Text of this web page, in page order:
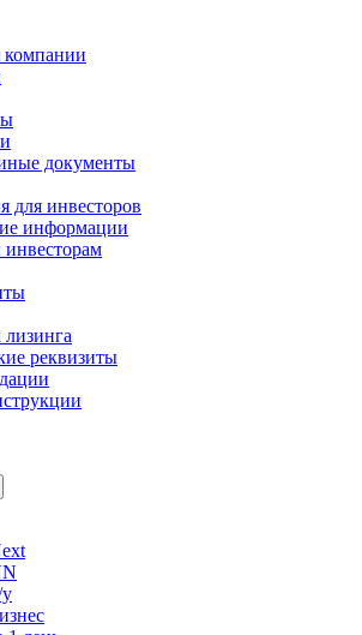
компании
документы
для инвесторов
информации
реквизиты